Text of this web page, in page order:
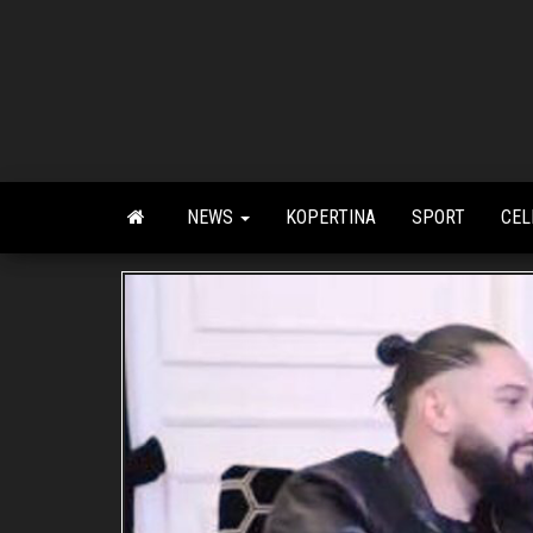
NEWS KOPERTINA SPORT